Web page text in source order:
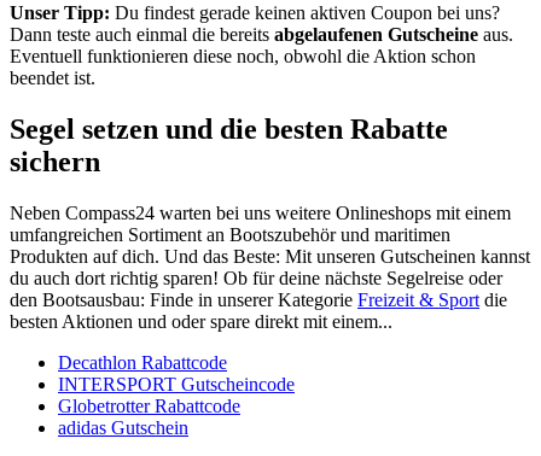
Unser Tipp: Du findest gerade keinen aktiven Coupon bei uns?
Dann teste auch einmal die bereits abgelaufenen Gutscheine aus.
Eventuell funktionieren diese noch, obwohl die Aktion schon
beendet ist.
Segel setzen und die besten Rabatte
sichern
Neben Compass24 warten bei uns weitere Onlineshops mit einem
umfangreichen Sortiment an Bootszubehör und maritimen
Produkten auf dich. Und das Beste: Mit unseren Gutscheinen kannst
du auch dort richtig sparen! Ob für deine nächste Segelreise oder
den Bootsausbau: Finde in unserer Kategorie Freizeit & Sport die
besten Aktionen und oder spare direkt mit einem...
Decathlon Rabattcode
INTERSPORT Gutscheincode
Globetrotter Rabattcode
adidas Gutschein